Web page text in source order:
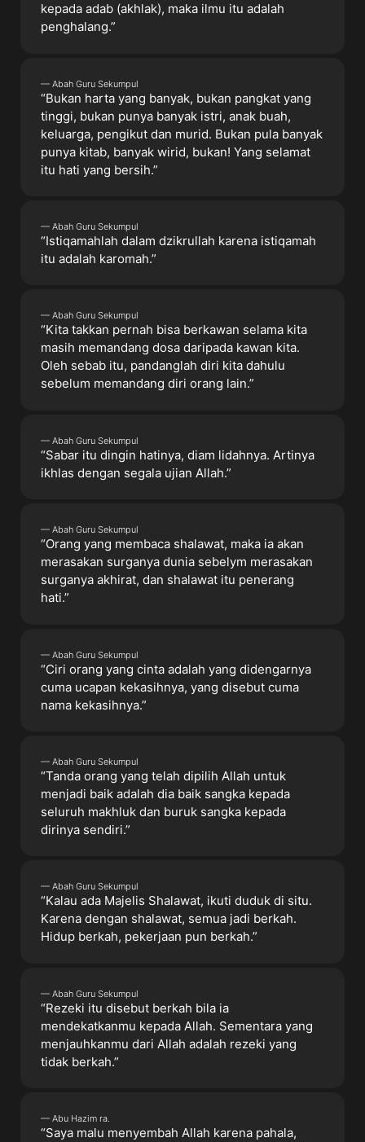
kepada adab (akhlak), maka ilmu itu adalah
penghalang.”
— Abah Guru Sekumpul
“Bukan harta yang banyak, bukan pangkat yang
tinggi, bukan punya banyak istri, anak buah,
keluarga, pengikut dan murid. Bukan pula banyak
punya kitab, banyak wirid, bukan! Yang selamat
itu hati yang bersih.”
— Abah Guru Sekumpul
“Istiqamahlah dalam dzikrullah karena istiqamah
itu adalah karomah.”
— Abah Guru Sekumpul
“Kita takkan pernah bisa berkawan selama kita
masih memandang dosa daripada kawan kita.
Oleh sebab itu, pandanglah diri kita dahulu
sebelum memandang diri orang lain.”
— Abah Guru Sekumpul
“Sabar itu dingin hatinya, diam lidahnya. Artinya
ikhlas dengan segala ujian Allah.”
— Abah Guru Sekumpul
“Orang yang membaca shalawat, maka ia akan
merasakan surganya dunia sebelym merasakan
surganya akhirat, dan shalawat itu penerang
hati.”
— Abah Guru Sekumpul
“Ciri orang yang cinta adalah yang didengarnya
cuma ucapan kekasihnya, yang disebut cuma
nama kekasihnya.”
— Abah Guru Sekumpul
“Tanda orang yang telah dipilih Allah untuk
menjadi baik adalah dia baik sangka kepada
seluruh makhluk dan buruk sangka kepada
dirinya sendiri.”
— Abah Guru Sekumpul
“Kalau ada Majelis Shalawat, ikuti duduk di situ.
Karena dengan shalawat, semua jadi berkah.
Hidup berkah, pekerjaan pun berkah.”
— Abah Guru Sekumpul
“Rezeki itu disebut berkah bila ia
mendekatkanmu kepada Allah. Sementara yang
menjauhkanmu dari Allah adalah rezeki yang
tidak berkah.”
— Abu Hazim ra.
“Saya malu menyembah Allah karena pahala,